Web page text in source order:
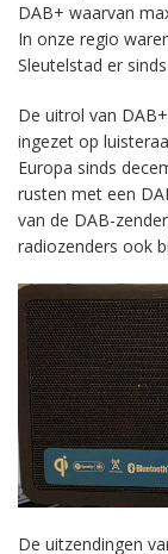
DAB+ waarvan
In onze regio
Sleutelstad er
De uitrol van
ingezet op
Europa sinds
rusten met een
van de DAB-
radiozenders ook
De uitzendingen